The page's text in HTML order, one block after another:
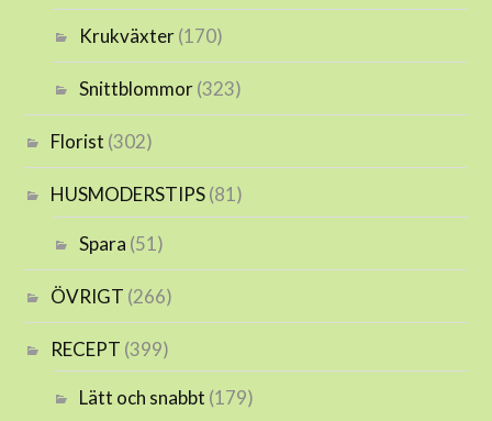
Krukväxter(170)
Snittblommor(323)
Florist (302)
HUSMODERSTIPS(81)
Spara (51)
ÖVRIGT (266)
RECEPT (399)
Lätt och snabbt (179)